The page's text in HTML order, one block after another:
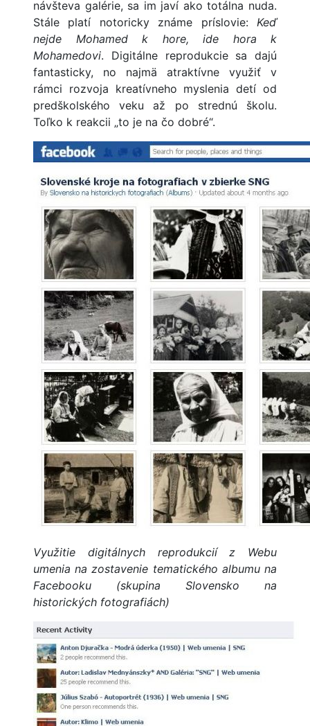
návšteva galérie, sa im javí ako totálna nuda.
Stále platí notoricky známe príslovie: Keď
nejde Mohamed k hore, ide hora k
Mohamedovi. Digitálne reprodukcie sa dajú
fantasticky, no najmä atraktívne využiť v
rámci rozvoja kreatívneho myslenia detí od
predškolského veku až po strednú školu.
Toľko k reakcii „to je na čo dobré“.
Využitie digitálnych reprodukcií z Webu
umenia na zostavenie tematického albumu na
Facebooku (skupina Slovensko na
historických fotografiách)